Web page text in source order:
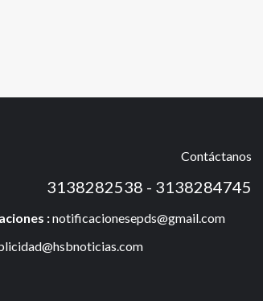
Contáctanos
3138282538 - 3138284745
:notificacionesepds@gmail.com